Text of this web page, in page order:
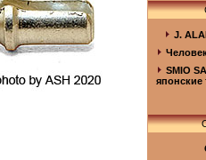
J.
SMIO
японские